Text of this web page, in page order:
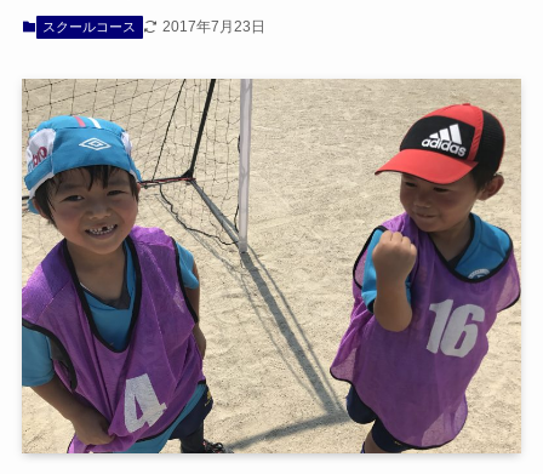
スクールコース 2017年7月23日